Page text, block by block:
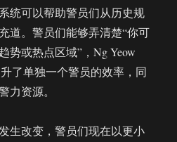
统可以帮助警员们从历史规
道。警员们能够弄清楚“你可
势或热点区域”，Ng Yeow
了单独一个警员的效率，同
力资源。
生改变，警员们现在以更小